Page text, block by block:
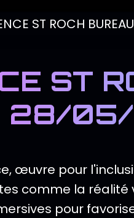
ST
28/
œuvre pour
comme la
pour